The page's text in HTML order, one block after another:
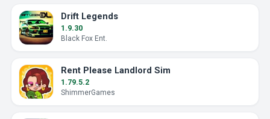
Drift Legends
1.9.30
Black Fox Ent.
Rent Please Landlord Sim
1.79.5.2
ShimmerGames